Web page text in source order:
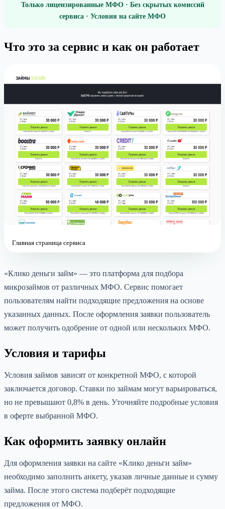
Только лицензированные МФО · Без скрытых комиссий
сервиса · Условия на сайте МФО
Что это за сервис и как он работает
Главная страница сервиса
«Клико деньги займ» — это платформа для подбора
микрозаймов от различных МФО. Сервис помогает
пользователям найти подходящие предложения на основе
указанных данных. После оформления заявки пользователь
может получить одобрение от одной или нескольких МФО.
Условия и тарифы
Условия займов зависят от конкретной МФО, с которой
заключается договор. Ставки по займам могут варьироваться,
но не превышают 0,8% в день. Уточняйте подробные условия
в оферте выбранной МФО.
Как оформить заявку онлайн
Для оформления заявки на сайте «Клико деньги займ»
необходимо заполнить анкету, указав личные данные и сумму
займа. После этого система подберёт подходящие
предложения от МФО.